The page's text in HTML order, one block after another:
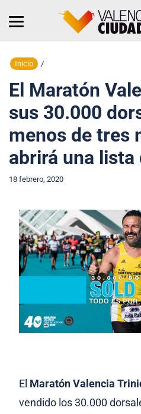
Inicio /
El Maratón
sus 30.000
menos de tres
abrirá una lista
18 febrero, 2020
El Maratón Valencia
vendido los 30.000